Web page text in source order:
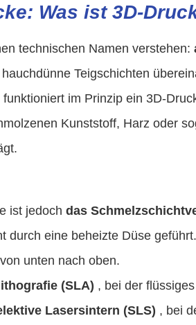
Was ist 3D-
technischen Namen verstehen:
Teigschichten
im Prinzip ein 3D-
Kunststoff, Harz oder
ist jedoch das
durch eine beheizte Düse
unten nach oben.
(SLA) , bei der
Lasersintern (SLS) , bei